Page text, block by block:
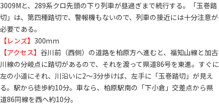
3009Mと、289系クロ先頭の下り列車が昼過ぎまで続行する。「玉巻踏
切」は、第四種踏切で、警報機もないので、列車の接近には十分注意が
必要である。
【レンズ】 300ｍｍ
【アクセス】 谷川前（西側）の道路を柏原方へ進むと、福知山線と加古
川線の分岐点に踏切があるので、それを渡って県道86号を東進。すぐに
左の小道にそれ、川沿いに2～3分歩けば、左手に「玉巻踏切」が見え
る。駅から徒歩約10分。車なら、柏原駅南の「下小倉」交差点から県
道86同線を西へ約10分。